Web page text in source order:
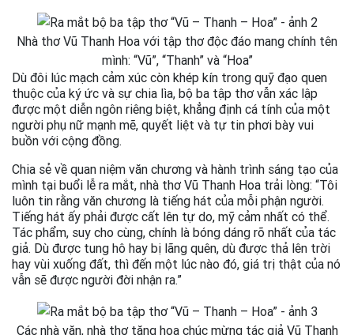
Nhà thơ Vũ Thanh Hoa với tập thơ độc đáo mang chính tên
mình: “Vũ”, “Thanh” và “Hoa”
Dù đôi lúc mạch cảm xúc còn khép kín trong quỹ đạo quen
thuộc của ký ức và sự chia lìa, bộ ba tập thơ vẫn xác lập
được một diễn ngôn riêng biệt, khẳng định cá tính của một
người phụ nữ mạnh mẽ, quyết liệt và tự tin phơi bày vui
buồn với cộng đồng.
Chia sẻ về quan niệm văn chương và hành trình sáng tạo của
mình tại buổi lễ ra mắt, nhà thơ Vũ Thanh Hoa trải lòng: “Tôi
luôn tin rằng văn chương là tiếng hát của mỗi phận người.
Tiếng hát ấy phải được cất lên tự do, mỹ cảm nhất có thể.
Tác phẩm, suy cho cùng, chính là bóng dáng rõ nhất của tác
giả. Dù được tung hô hay bị lãng quên, dù được thả lên trời
hay vùi xuống đất, thì đến một lúc nào đó, giá trị thật của nó
vẫn sẽ được người đời nhận ra.”
Các nhà văn, nhà thơ tặng hoa chúc mừng tác giả Vũ Thanh